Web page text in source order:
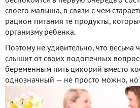
своего малыша, в связи с чем
рацион питания те продукты,
организму ребенка.
Поэтому не удивительно, что весьма
слышит от своих подопечных
беременным пить цикорий вместо
однозначный — не просто можно,